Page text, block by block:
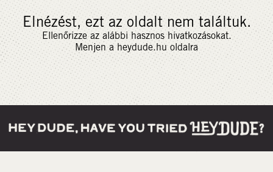
Elnézést, ezt az oldalt nem találtuk.
Ellenőrizze az alábbi hasznos hivatkozásokat.
Menjen a heydude.hu oldalra